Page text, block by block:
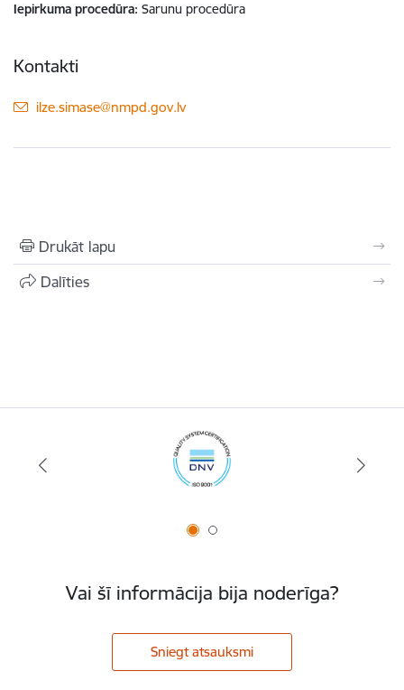
Iepirkuma procedūra Sarunu procedūra
Kontakti
E-pasts:
ilze.simase@nmpd.gov.lv
Drukāt lapu
Dalīties
Vai šī informācija bija noderīga?
Sniegt atsauksmi